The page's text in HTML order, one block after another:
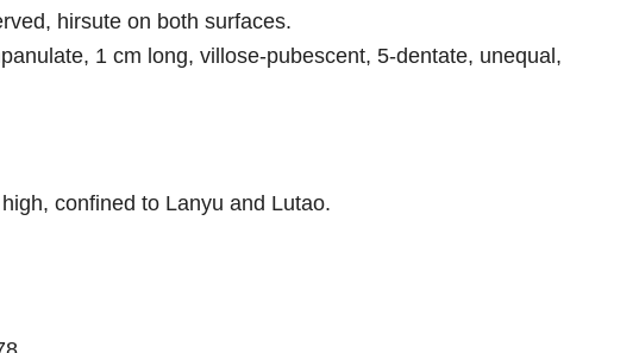
hirsute on both surfaces.
1 cm long, villose-pubescent, 5-dentate, unequal,
confined to Lanyu and Lutao.